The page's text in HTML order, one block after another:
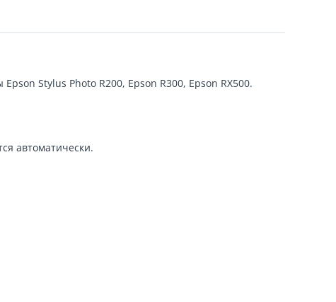
Stylus Photo R200, Epson R300, Epson RX500.
автоматически.